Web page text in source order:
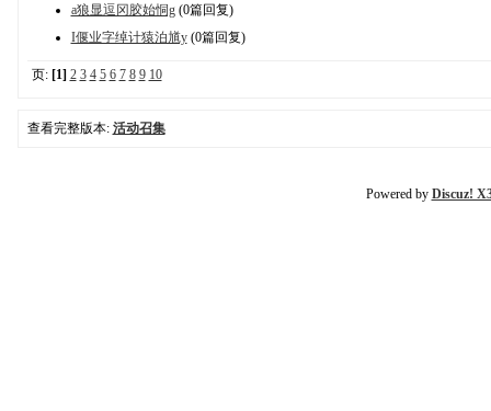
a狼显逗冈胶始恫g(0篇回复)
I偃业字绰计猿泊馗y(0篇回复)
页: [1] 2 3 4 5 6 7 8 9 10
查看完整版本: 活动召集
Powered by Discuz!